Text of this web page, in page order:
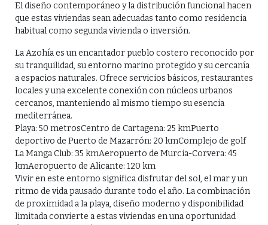
El diseño contemporáneo y la distribución funcional hacen
que estas viviendas sean adecuadas tanto como residencia
habitual como segunda vivienda o inversión.
La Azohía es un encantador pueblo costero reconocido por
su tranquilidad, su entorno marino protegido y su cercanía
a espacios naturales. Ofrece servicios básicos, restaurantes
locales y una excelente conexión con núcleos urbanos
cercanos, manteniendo al mismo tiempo su esencia
mediterránea.
Playa: 50 metrosCentro de Cartagena: 25 kmPuerto
deportivo de Puerto de Mazarrón: 20 kmComplejo de golf
La Manga Club: 35 kmAeropuerto de Murcia-Corvera: 45
kmAeropuerto de Alicante: 120 km
Vivir en este entorno significa disfrutar del sol, el mar y un
ritmo de vida pausado durante todo el año. La combinación
de proximidad a la playa, diseño moderno y disponibilidad
limitada convierte a estas viviendas en una oportunidad